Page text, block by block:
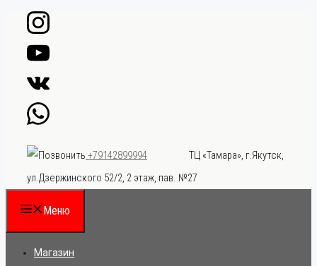
Перейти
содержимому
+79142899994
ТЦ «Тамара», г.Якутск,
ул.Дзержинского 52/2, 2 этаж, пав. №27
Меню
Магазин